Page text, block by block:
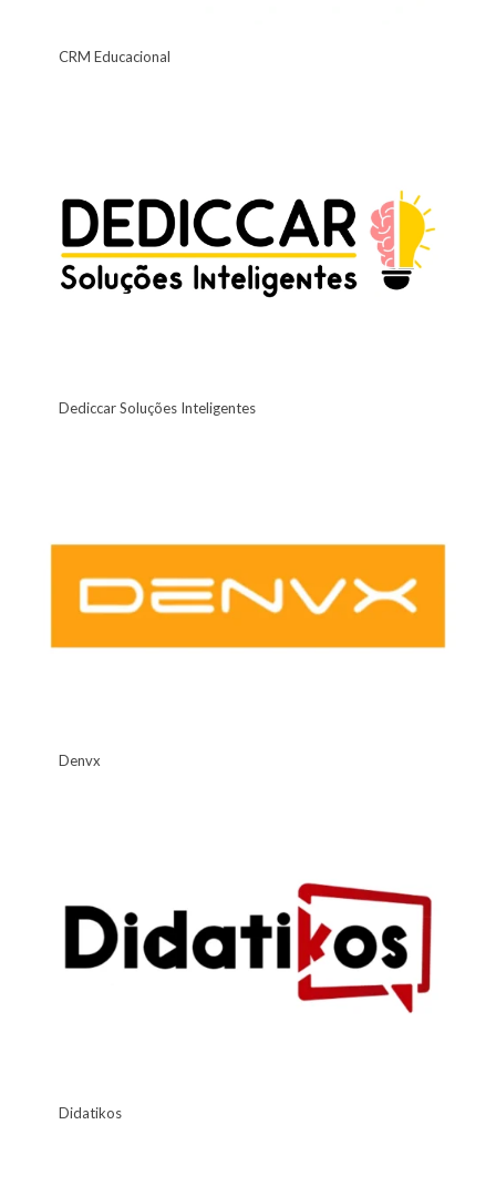
CRM Educacional
Dediccar Soluções Inteligentes
Denvx
Didatikos